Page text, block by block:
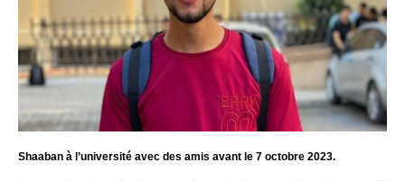
Shaaban à l’université avec des amis avant le 7 octobre 2023.